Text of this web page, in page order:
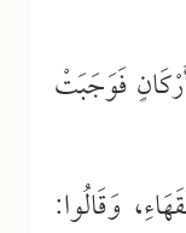
فَوَجَبَتْ
وَقَالُوا: